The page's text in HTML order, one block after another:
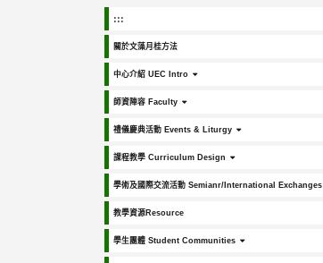
:::
關於文藻月桂方法
中心介紹 UEC Intro
師資陣容 Faculty
禮儀慶典活動 Events & Liturgy
課程教學 Curriculum Design
學術及國際交流活動 Semianr/International Exchanges
教學資源Resource
學生團體 Student Communities